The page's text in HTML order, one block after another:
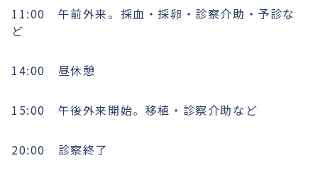
11:00 午前外来。採血・採卵・診察介助・予診な
ど
14:00 昼休憩
15:00 午後外来開始。移植・診察介助など
20:00 診察終了